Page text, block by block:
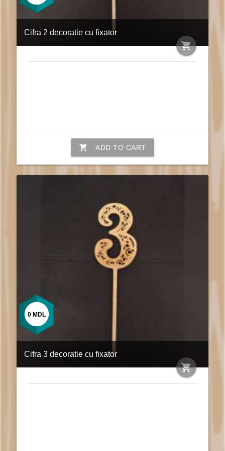
Cifra 2 decoratie cu fixator
shopping_cart
shopping_cart ADD TO CART
Cifra 3 decoratie cu fixator
shopping_cart
0 MDL